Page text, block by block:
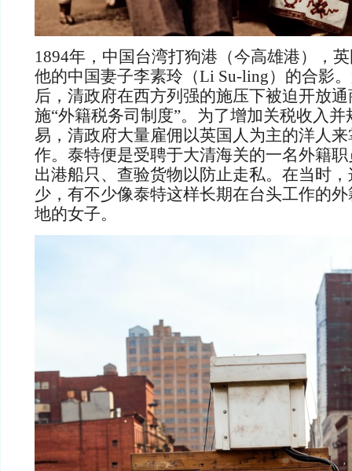
1894年，中国台湾打狗港（今高雄港），
他的中国妻子李素玲（Li Su-ling）的合影
后，清政府在西方列强的施压下被迫开放
施“外籍税务司制度”。为了增加关税收入
易，清政府大量雇佣以英国人为主的洋人
作。泰特便是受聘于大清海关的一名外籍
出港船只、查验货物以防止走私。在当时
少，有不少像泰特这样长期在台头工作的
地的女子。